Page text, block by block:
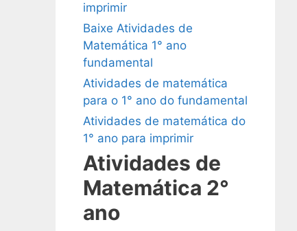
imprimir
Baixe Atividades de
Matemática 1° ano
fundamental
Atividades de matemática
para o 1° ano do fundamental
Atividades de matemática do
1° ano para imprimir
Atividades de
Matemática 2°
ano